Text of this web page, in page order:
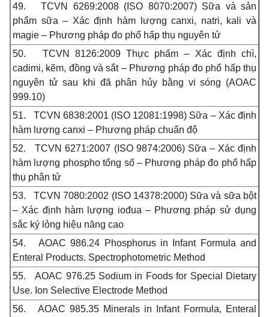
49.
TCVN 6269:2008 (ISO 8070:2007) Sữa và sản
phẩm sữa – Xác định hàm lượng canxi, natri, kali và
magie – Phương pháp đo phổ hấp thụ nguyên tử
50.
TCVN 8126:2009 Thực phẩm – Xác định chì,
cadimi, kẽm, đồng và sắt – Phương pháp đo phổ hấp thụ
nguyên tử sau khi đã phân hủy bằng vi sóng (AOAC
999.10)
51.
TCVN 6838:2001 (ISO 12081:1998) Sữa – Xác định
hàm lượng canxi – Phương pháp chuẩn độ
52.
TCVN 6271:2007 (ISO 9874:2006) Sữa – Xác định
hàm lượng phospho tổng số – Phương pháp đo phổ hấp
thụ phân tử
53.
TCVN 7080:2002 (ISO 14378:2000) Sữa và sữa bột
– Xác định hàm lượng iođua – Phương pháp sử dụng
sắc ký lỏng hiệu năng cao
54.
AOAC 986.24 Phosphorus in Infant Formula and
Enteral Products. Spectrophotometric Method
55.
AOAC 976.25 Sodium in Foods for Special Dietary
Use. Ion Selective Electrode Method
56.
AOAC 985.35 Minerals in Infant Formula, Enteral